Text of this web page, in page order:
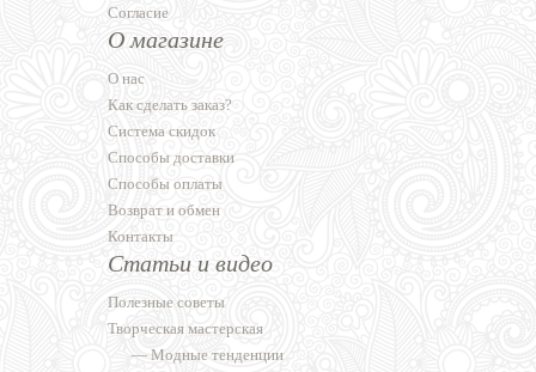
Согласие
О магазине
О нас
Как сделать заказ?
Система скидок
Способы доставки
Способы оплаты
Возврат и обмен
Контакты
Статьи и видео
Полезные советы
Творческая мастерская
— Модные тенденции